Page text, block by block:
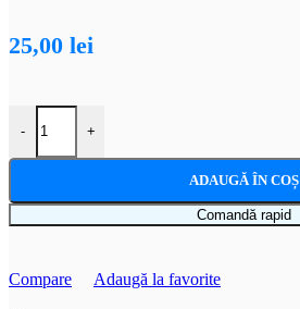
25,00 lei
-
Cantitate Dres copii cu dungi
+
ADAUGĂ ÎN COȘ
Comandă rapid
Compare Adaugă la favorite